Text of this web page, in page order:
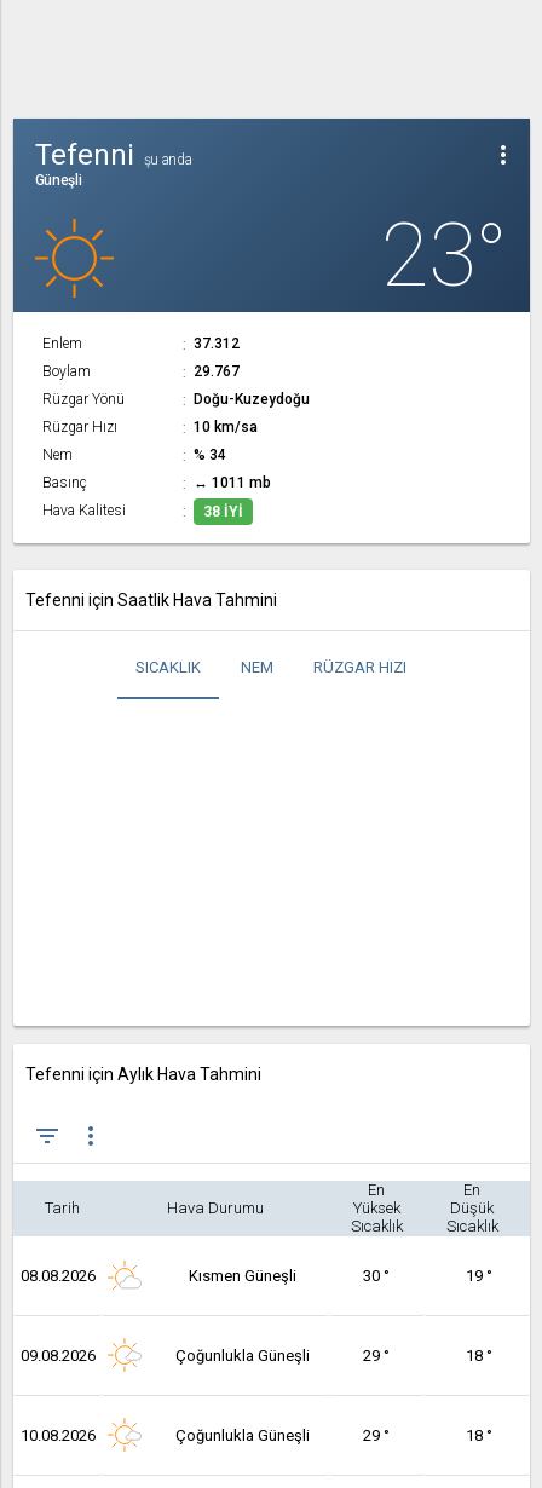
more_vert
Tefenni
şu anda
Güneşli
23°
Enlem
37.312
Boylam
29.767
Rüzgar Yönü
Doğu-Kuzeydoğu
Rüzgar Hızı
10 km/sa
Nem
% 34
Basınç
↔ 1011 mb
Hava Kalitesi
38 İYI
Tefenni için Saatlik Hava Tahmini
SICAKLIK NEM RÜZGAR HIZI
Tefenni için Aylık Hava Tahmini
filter_list more_vert
Tarih Hava Durumu
En
Yüksek
Sıcaklık
En
Düşük
Sıcaklık
08.08.2026 Kısmen Güneşli 30 ° 19 °
09.08.2026 Çoğunlukla Güneşli 29 ° 18 °
10.08.2026 Çoğunlukla Güneşli 29 ° 18 °